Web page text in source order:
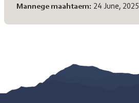
Mannege maahtaem: 24 June, 2025